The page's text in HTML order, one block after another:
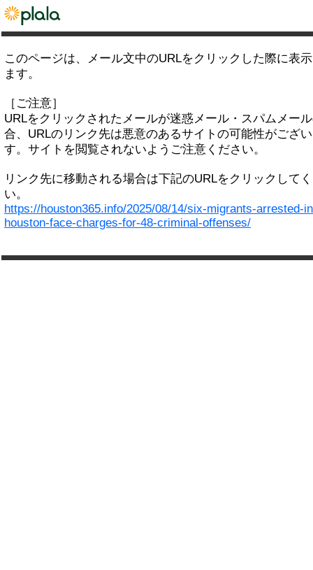
このページは、メール文中のURLをクリックした際に表
ます。
［ご注意］
URLをクリックされたメールが迷惑メール・スパムメー
合、URLのリンク先は悪意のあるサイトの可能性がござ
す。サイトを閲覧されないようご注意ください。
リンク先に移動される場合は下記のURLをクリックして
い。
https://houston365.info/2025/08/14/six-migrants-arrested-
houston-face-charges-for-48-criminal-offenses/